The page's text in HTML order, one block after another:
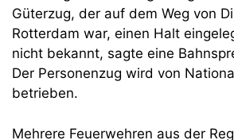
Güterzug, der auf dem Weg von
Rotterdam war, einen Halt
nicht bekannt, sagte eine
Der Personenzug wird von
betrieben.
Mehrere Feuerwehren aus der